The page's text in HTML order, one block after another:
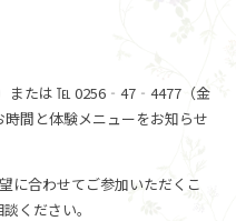
）または ℡ 0256‐47‐4477（金
間と体験メニューをお知らせ
に合わせてご参加いただくこ
ください。